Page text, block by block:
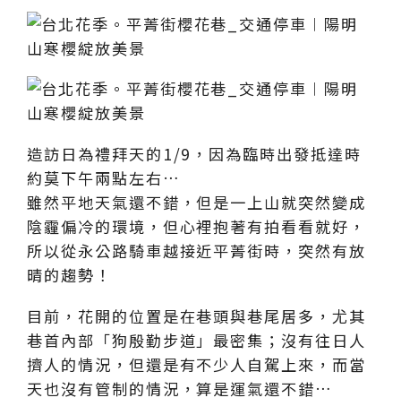
造訪日為禮拜天的1/9，因為臨時出發抵達時
約莫下午兩點左右…
雖然平地天氣還不錯，但是一上山就突然變成
陰霾偏冷的環境，但心裡抱著有拍看看就好，
所以從永公路騎車越接近平菁街時，突然有放
晴的趨勢！
目前，花開的位置是在巷頭與巷尾居多，尤其
巷首內部「狗殷勤步道」最密集；沒有往日人
擠人的情況，但還是有不少人自駕上來，而當
天也沒有管制的情況，算是運氣還不錯…